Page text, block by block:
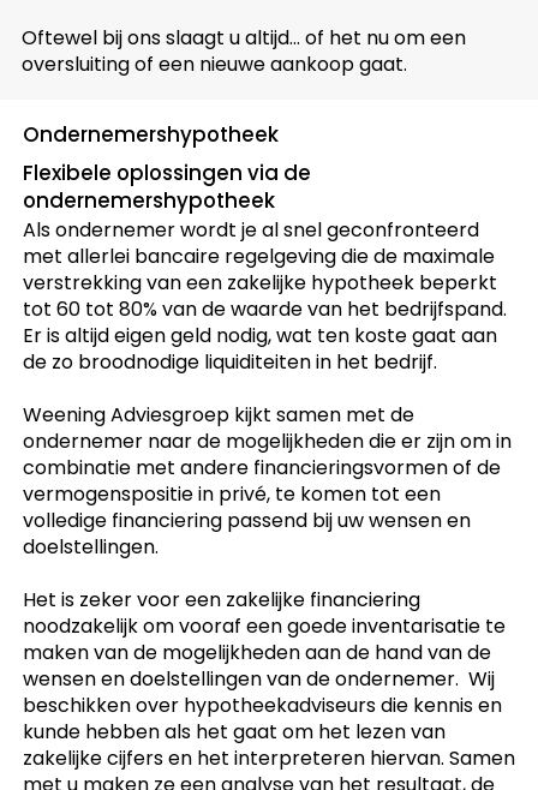
Oftewel bij ons slaagt u altijd… of het nu om een
oversluiting of een nieuwe aankoop gaat.
Ondernemershypotheek
Flexibele oplossingen via de
ondernemershypotheek
Als ondernemer wordt je al snel geconfronteerd
met allerlei bancaire regelgeving die de maximale
verstrekking van een zakelijke hypotheek beperkt
tot 60 tot 80% van de waarde van het bedrijfspand.
Er is altijd eigen geld nodig, wat ten koste gaat aan
de zo broodnodige liquiditeiten in het bedrijf.
Weening Adviesgroep kijkt samen met de
ondernemer naar de mogelijkheden die er zijn om in
combinatie met andere financieringsvormen of de
vermogenspositie in privé, te komen tot een
volledige financiering passend bij uw wensen en
doelstellingen.
Het is zeker voor een zakelijke financiering
noodzakelijk om vooraf een goede inventarisatie te
maken van de mogelijkheden aan de hand van de
wensen en doelstellingen van de ondernemer. Wij
beschikken over hypotheekadviseurs die kennis en
kunde hebben als het gaat om het lezen van
zakelijke cijfers en het interpreteren hiervan. Samen